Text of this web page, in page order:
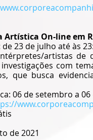
On-line em
23 de julho até às
artistas de
com
que busca
06 de setembro a
de 2021